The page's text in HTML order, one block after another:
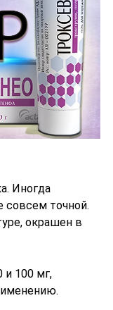
Иногда
совсем точной.
окрашен в
и 100 мг,